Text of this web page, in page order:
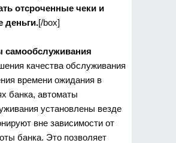
отсроченные чеки и
деньги.[/box]
самообслуживания
качества обслуживания
времени ожидания в
банка, автоматы
установлены везде
вне зависимости от
банка. Это позволяет